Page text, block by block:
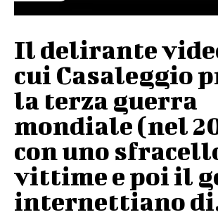
Il delirante
cui Casaleggio
la terza guerra
mondiale (nel
con uno
vittime e poi il
internettiano